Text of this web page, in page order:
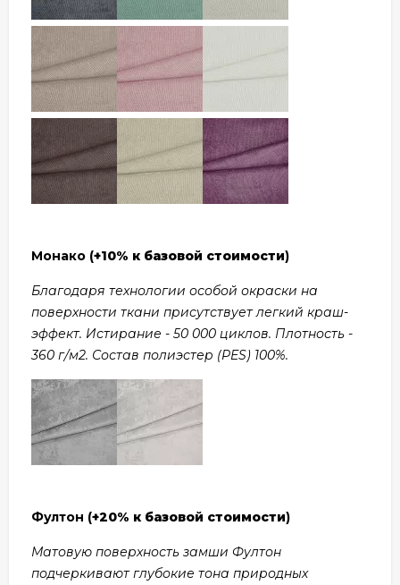
Монако (+10% к базовой стоимости)
Благодаря технологии особой окраски на
поверхности ткани присутствует легкий краш-
эффект. Истирание - 50 000 циклов. Плотность -
360 г/м2. Состав полиэстер (PES) 100%.
Фултон (+20% к базовой стоимости)
Матовую поверхность замши Фултон
подчеркивают глубокие тона природных